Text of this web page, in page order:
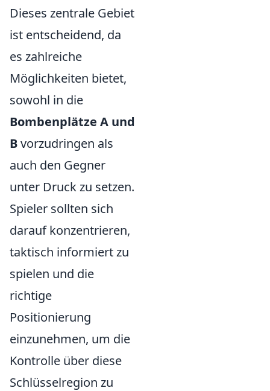
Dieses zentrale Gebiet
ist entscheidend, da
es zahlreiche
Möglichkeiten bietet,
sowohl in die
Bombenplätze A und
Bvorzudringen als
auch den Gegner
unter Druck zu setzen.
Spieler sollten sich
darauf konzentrieren,
taktisch informiert zu
spielen und die
richtige
Positionierung
einzunehmen, um die
Kontrolle über diese
Schlüsselregion zu